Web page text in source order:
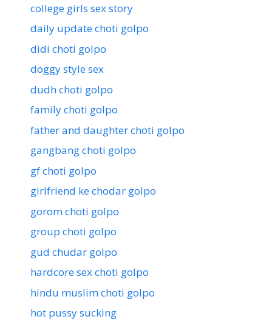
college girls sex story
daily update choti golpo
didi choti golpo
doggy style sex
dudh choti golpo
family choti golpo
father and daughter choti golpo
gangbang choti golpo
gf choti golpo
girlfriend ke chodar golpo
gorom choti golpo
group choti golpo
gud chudar golpo
hardcore sex choti golpo
hindu muslim choti golpo
hot pussy sucking